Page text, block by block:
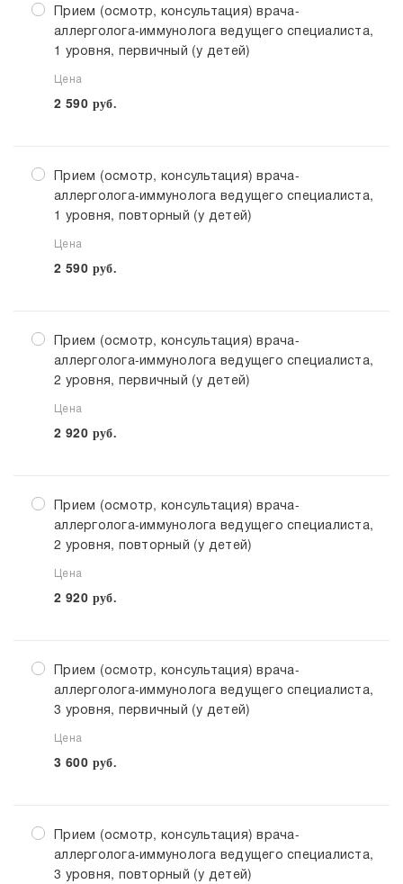
Прием (осмотр, консультация) врача-
аллерголога-иммунолога ведущего специалиста,
1 уровня, первичный (у детей)
Цена
2 590 руб.
Прием (осмотр, консультация) врача-
аллерголога-иммунолога ведущего специалиста,
1 уровня, повторный (у детей)
Цена
2 590 руб.
Прием (осмотр, консультация) врача-
аллерголога-иммунолога ведущего специалиста,
2 уровня, первичный (у детей)
Цена
2 920 руб.
Прием (осмотр, консультация) врача-
аллерголога-иммунолога ведущего специалиста,
2 уровня, повторный (у детей)
Цена
2 920 руб.
Прием (осмотр, консультация) врача-
аллерголога-иммунолога ведущего специалиста,
3 уровня, первичный (у детей)
Цена
3 600 руб.
Прием (осмотр, консультация) врача-
аллерголога-иммунолога ведущего специалиста,
3 уровня, повторный (у детей)